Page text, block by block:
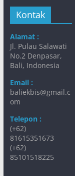
Kontak
Alamat :
Jl. Pulau Salawati
No.2 Denpasar,
Bali, Indonesia
Email :
baliekbis@gmail.c
om
Telepon :
(+62)
81615351673
(+62)
85101518225